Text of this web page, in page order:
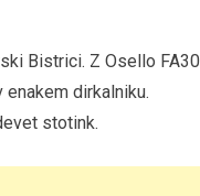
Bistrici. Z Osello FA30
dirkalniku.
stotink.